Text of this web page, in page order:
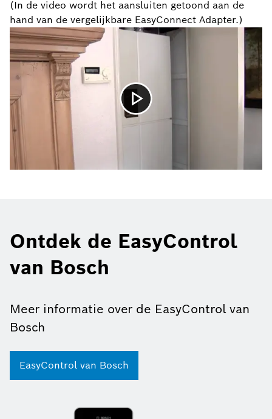
(In de video wordt het aansluiten getoond aan de
hand van de vergelijkbare EasyConnect Adapter.)
Ontdek de EasyControl
van Bosch
Meer informatie over de EasyControl van
Bosch
EasyControl van Bosch